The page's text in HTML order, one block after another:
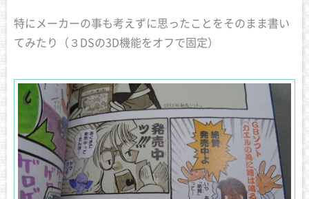
特にメーカーの事も考えずに思ったことをそのまま書い
てみたり（３DSの3D機能をオフで固定）